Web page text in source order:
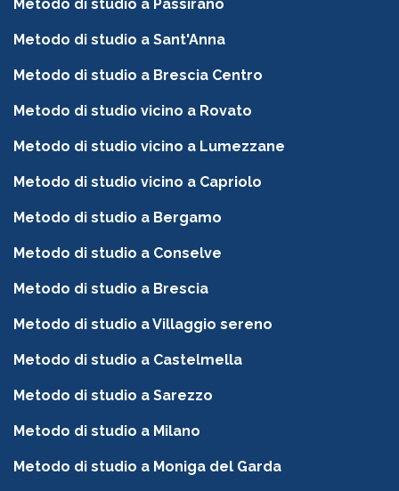
Metodo di studio a Passirano
Metodo di studio a Sant'Anna
Metodo di studio a Brescia Centro
Metodo di studio vicino a Rovato
Metodo di studio vicino a Lumezzane
Metodo di studio vicino a Capriolo
Metodo di studio a Bergamo
Metodo di studio a Conselve
Metodo di studio a Brescia
Metodo di studio a Villaggio sereno
Metodo di studio a Castelmella
Metodo di studio a Sarezzo
Metodo di studio a Milano
Metodo di studio a Moniga del Garda